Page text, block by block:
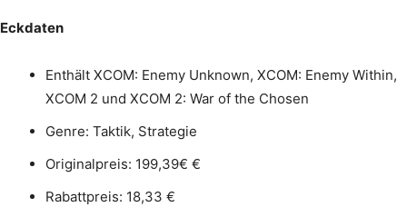
Eckdaten
Enthält XCOM: Enemy Unknown, XCOM: Enemy Within,
XCOM 2 und XCOM 2: War of the Chosen
Genre: Taktik, Strategie
Originalpreis: 199,39€ €
Rabattpreis: 18,33 €